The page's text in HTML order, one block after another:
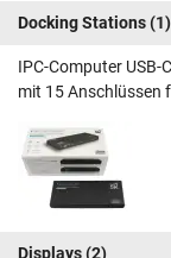
Docking Stations(1)
IPC-Computer USB-
mit 15 Anschlüssen
Displays(2)